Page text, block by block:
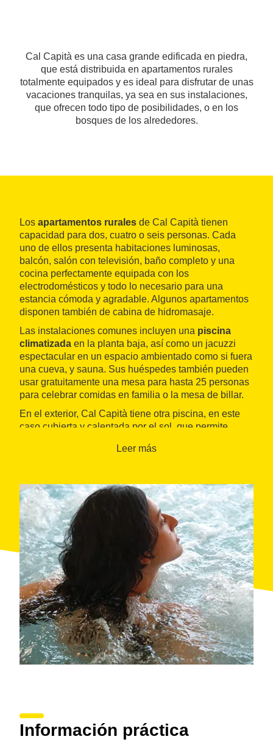
Cal Capità es una casa grande edificada en piedra,
que está distribuida en apartamentos rurales
totalmente equipados y es ideal para disfrutar de unas
vacaciones tranquilas, ya sea en sus instalaciones,
que ofrecen todo tipo de posibilidades, o en los
bosques de los alrededores.
Los apartamentos rurales de Cal Capità tienen
capacidad para dos, cuatro o seis personas. Cada
uno de ellos presenta habitaciones luminosas,
balcón, salón con televisión, baño completo y una
cocina perfectamente equipada con los
electrodomésticos y todo lo necesario para una
estancia cómoda y agradable. Algunos apartamentos
disponen también de cabina de hidromasaje.
Las instalaciones comunes incluyen una piscina
climatizada en la planta baja, así como un jacuzzi
espectacular en un espacio ambientado como si fuera
una cueva, y sauna. Sus huéspedes también pueden
usar gratuitamente una mesa para hasta 25 personas
para celebrar comidas en familia o la mesa de billar.
En el exterior, Cal Capità tiene otra piscina, en este
caso cubierta y calentada por el sol, que permite
temperatura agradable. También hay barbacoa con
más pequeños. Igualmente, se pueden usar sin cargo
sus más de diez bicicletas para todas las edades para
descubrir losbosques del entorno. Los alrededores
incluyen maravillas naturales como los saltos de Mir y
del Molí, el Pac del Castell de Montesquiu o la villa de
Sant Quirze de Besora
Leer más
Información práctica